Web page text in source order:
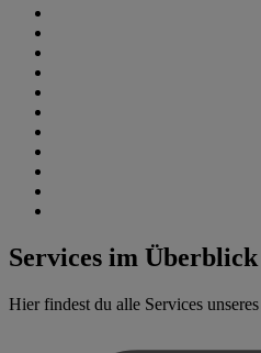
Services im Überblick
Hier findest du alle Services